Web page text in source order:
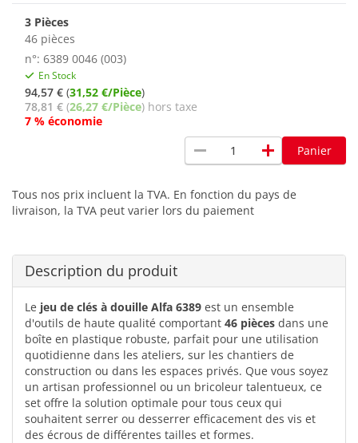
3 Pièces
46 pièces
n°: 6389 0046 (003)
En Stock
94,57 € (31,52 €/Pièce)
78,81 € (26,27 €/Pièce) hors taxe
7 % économie
remove add Panier
Tous nos prix incluent la TVA. En fonction du pays de
livraison, la TVA peut varier lors du paiement
Description du produit
Le jeu de clés à douille Alfa 6389 est un ensemble
d'outils de haute qualité comportant 46 pièces dans une
boîte en plastique robuste, parfait pour une utilisation
quotidienne dans les ateliers, sur les chantiers de
construction ou dans les espaces privés. Que vous soyez
un artisan professionnel ou un bricoleur talentueux, ce
set offre la solution optimale pour tous ceux qui
souhaitent serrer ou desserrer efficacement des vis et
des écrous de différentes tailles et formes.